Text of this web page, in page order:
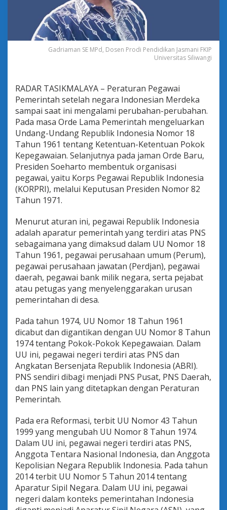
e
m
e
r
i
n
n
g
a
n
P
e
r
j
a
n
n
K
e
j
a
d
i
P
g
u
r
u
a
n
T
i
i
N
e
g
r
i
B
a
r
Gadriaman SE MPd, Dosen Prodi Pendidikan Jasmani FKIP
Universitas Siliwangi
RADAR TASIKMALAYA – Peraturan Pegawai
Pemerintah setelah negara Indonesian Merdeka
sampai saat ini mengalami perubahan-perubahan.
Pada masa Orde Lama Pemerintah mengeluarkan
Undang-Undang Republik Indonesia Nomor 18
Tahun 1961 tentang Ketentuan-Ketentuan Pokok
Kepegawaian. Selanjutnya pada jaman Orde Baru,
Presiden Soeharto membentuk organisasi
pegawai, yaitu Korps Pegawai Republik Indonesia
(KORPRI), melalui Keputusan Presiden Nomor 82
Tahun 1971.
Menurut aturan ini, pegawai Republik Indonesia
adalah aparatur pemerintah yang terdiri atas PNS
sebagaimana yang dimaksud dalam UU Nomor 18
Tahun 1961, pegawai perusahaan umum (Perum),
pegawai perusahaan jawatan (Perdjan), pegawai
daerah, pegawai bank milik negara, serta pejabat
atau petugas yang menyelenggarakan urusan
pemerintahan di desa.
Pada tahun 1974, UU Nomor 18 Tahun 1961
dicabut dan digantikan dengan UU Nomor 8 Tahun
1974 tentang Pokok-Pokok Kepegawaian. Dalam
UU ini, pegawai negeri terdiri atas PNS dan
Angkatan Bersenjata Republik Indonesia (ABRI).
PNS sendiri dibagi menjadi PNS Pusat, PNS Daerah,
dan PNS lain yang ditetapkan dengan Peraturan
Pemerintah.
Pada era Reformasi, terbit UU Nomor 43 Tahun
1999 yang mengubah UU Nomor 8 Tahun 1974.
Dalam UU ini, pegawai negeri terdiri atas PNS,
Anggota Tentara Nasional Indonesia, dan Anggota
Kepolisian Negara Republik Indonesia. Pada tahun
2014 terbit UU Nomor 5 Tahun 2014 tentang
Aparatur Sipil Negara. Dalam UU ini, pegawai
negeri dalam konteks pemerintahan Indonesia